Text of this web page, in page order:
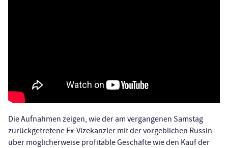
Die Aufnahmen zeigen, wie der am vergangenen Samstag
zurückgetretene Ex-Vizekanzler mit der vorgeblichen Russin
über möglicherweise profitable Geschäfte wie den Kauf der